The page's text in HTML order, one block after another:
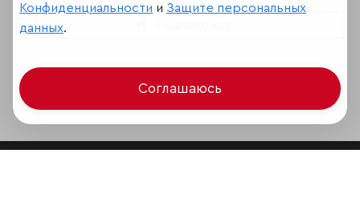
Конфиденциальности и Защите персональных
данных.
Соглашаюсь